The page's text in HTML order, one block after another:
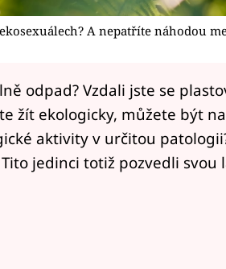
A nepatříte náhodou
odpad? Vzdali jste se
žít ekologicky, můžete být
aktivity v určitou
jedinci totiž pozvedli svou